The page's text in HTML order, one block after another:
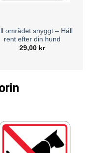
och mer
området snyggt – Håll
rent efter din hund
29,00 kr